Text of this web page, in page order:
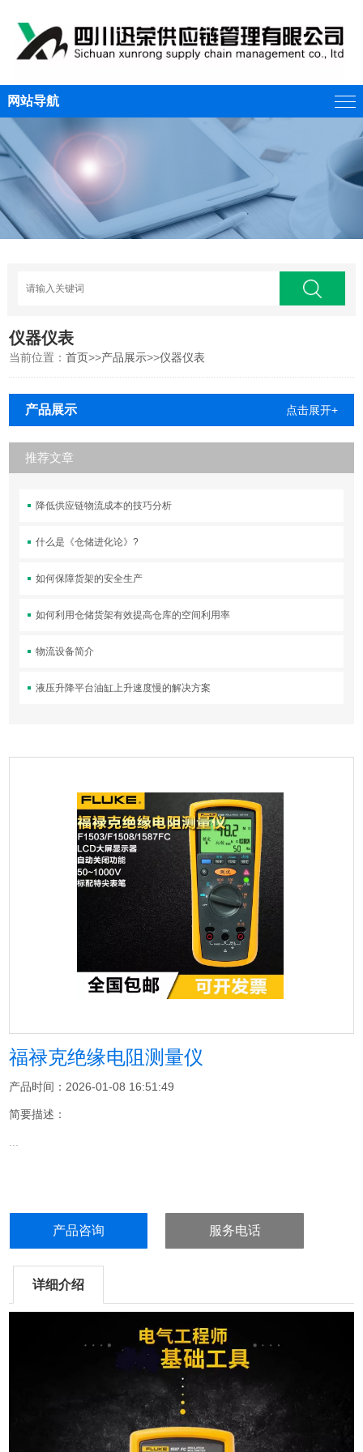
网站导航
仪器仪表
当前位置：首页>>产品展示>>仪器仪表
产品展示 点击展开+
推荐文章
降低供应链物流成本的技巧分析
什么是《仓储进化论》?
如何保障货架的安全生产
如何利用仓储货架有效提高仓库的空间利用率
物流设备简介
液压升降平台油缸上升速度慢的解决方案
福禄克绝缘电阻测量仪
产品时间：2026-01-08 16:51:49
简要描述：
...
产品咨询 服务电话
详细介绍